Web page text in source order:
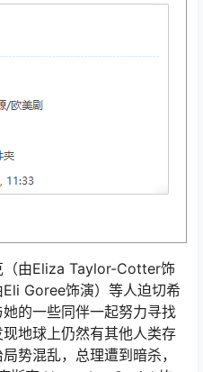
（由Eliza Taylor-Cotter饰
Goree饰演）等人迫切希
的一些同伴一起努力寻找
地球上仍然有其他人类存
势混乱，总理遭到暗杀，